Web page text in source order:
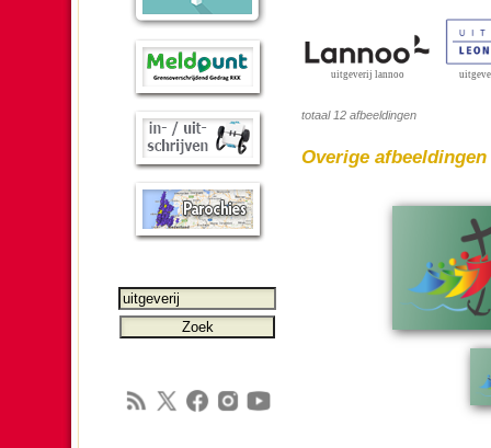
uitgeverij lannoo
totaal 12 afbeeldingen
Overige afbeel­dingen